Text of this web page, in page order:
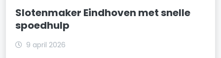
Slotenmaker Eindhoven met snelle
spoedhulp
9 april 2026